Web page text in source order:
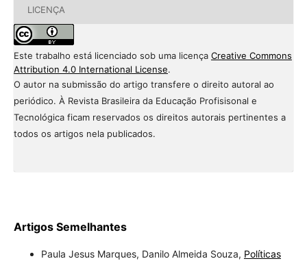
LICENÇA
Este trabalho está licenciado sob uma licença Creative Commons
Attribution 4.0 International License.
O autor na submissão do artigo transfere o direito autoral ao
periódico. À Revista Brasileira da Educação Profisisonal e
Tecnológica ficam reservados os direitos autorais pertinentes a
todos os artigos nela publicados.
Artigos Semelhantes
Paula Jesus Marques, Danilo Almeida Souza, Políticas